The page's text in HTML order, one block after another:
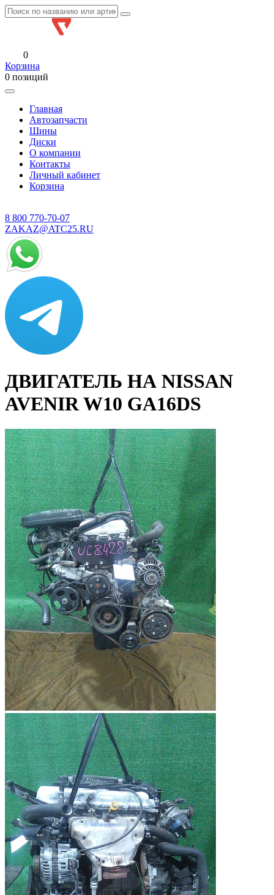
0
Корзина
0 позиций
Главная
Автозапчасти
Шины
Диски
О компании
Контакты
Личный кабинет
Корзина
8 800 770-70-07
ZAKAZ@ATC25.RU
ДВИГАТЕЛЬ НА NISSAN
AVENIR W10 GA16DS